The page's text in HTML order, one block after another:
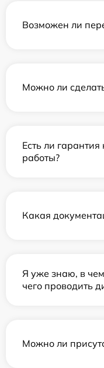
Возможен ли
Можно ли
Есть ли
работы?
Какая
Я уже знаю, в
чего проводить
Можно ли